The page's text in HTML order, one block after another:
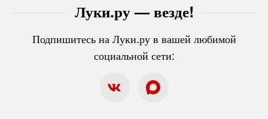
Луки.ру — везде!
Подпишитесь на Луки.ру в вашей любимой
социальной сети: